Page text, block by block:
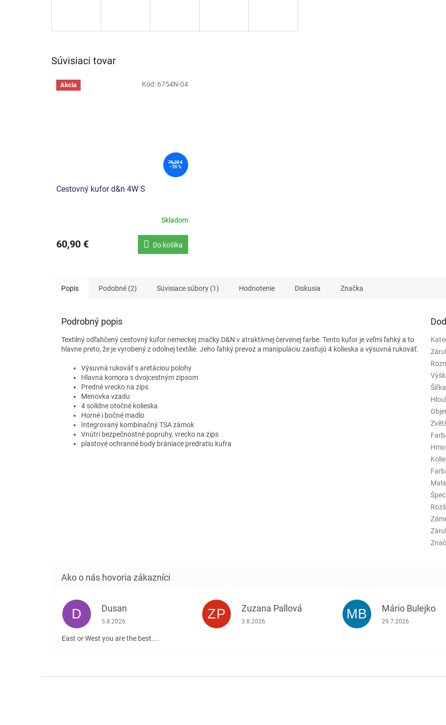
Súvisiaci tovar
Akcia
76,20 €
–20 %
Cestovný kufor d&n 4W S
Skladom
60,90 € Do košíka
Kód: 6754N-04
Popis Podobné (2) Súvisiace súbory (1) Hodnotenie Diskusia Značka
Podrobný popis
Textilný odľahčený cestovný kufor nemeckej značky D&N v atraktívnej červenej farbe. Tento kufor je veľmi ľahký a to
hlavne preto, že je vyrobený z odolnej textílie. Jeho ľahký prevoz a manipuláciu zaisťujú 4 kolieska a výsuvná rukoväť.
Výsuvná rukoväť s aretáciou polohy
Hlavná komora s dvojcestným zipsom
Predné vrecko na zips
Menovka vzadu
4 solídne otočné kolieska
Horné i bočné madlo
Integrovaný kombinačný TSA zámok
Vnútri bezpečnostné popruhy, vrecko na zips
plastové ochranné body brániace predratiu kufra
Šířka
D Dusan
Hodnotenie obchodu je 5 z 5 hviezdičiek.
5.8.2026
East or West you are the best....
ZP Zuzana Pallová
Hodnotenie obchodu je 5 z 5 hviezdičiek.
3.8.2026 MB Mário Bulejko
Hodnotenie
29.7.2026